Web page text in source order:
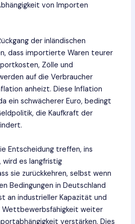
von Importen
der inländischen
dass importierte Waren teurer
Zölle und
auf die Verbraucher
anheizt. Diese Inflation
ein schwächerer Euro, bedingt
die Kaufkraft der
Entscheidung treffen, ins
wird es langfristig
sie zurückkehren, selbst wenn
Bedingungen in Deutschland
an industrieller Kapazität und
Wettbewerbsfähigkeit weiter
verstärken. Dies